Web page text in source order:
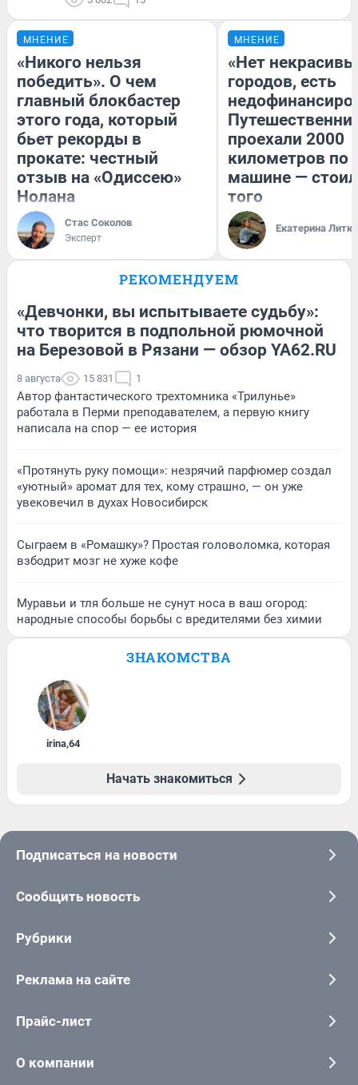
МНЕНИЕ
«Никого нельзя
победить». О чем
главный блокбастер
этого года, который
бьет рекорды в
прокате: честный
отзыв на «Одиссею»
Нолана
Стас Соколов
Эксперт
МНЕНИЕ
«Нет
городов, есть
проехали 2000
километров по
машине —
того
Екатерина
РЕКОМЕНДУЕМ
«Девчонки, вы испытываете судьбу»:
что творится в подпольной рюмочной
на Березовой в Рязани — обзор YA62.RU
8 августа 15 831 1
Автор фантастического трехтомника «Трилунье»
работала в Перми преподавателем, а первую книгу
написала на спор — ее история
«Протянуть руку помощи»: незрячий парфюмер создал
«уютный» аромат для тех, кому страшно, — он уже
увековечил в духах Новосибирск
Сыграем в «Ромашку»? Простая головоломка, которая
взбодрит мозг не хуже кофе
Муравьи и тля больше не сунут носа в ваш огород:
народные способы борьбы с вредителями без химии
ЗНАКОМСТВА
irina,64
Начать знакомиться
Подписаться на новости
Сообщить новость
Рубрики
Реклама на сайте
Прайс-лист
О компании